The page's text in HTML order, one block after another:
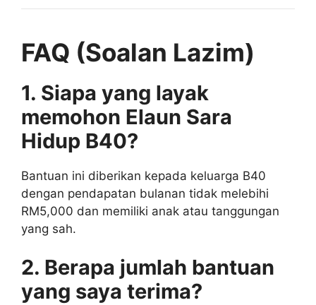
FAQ (Soalan Lazim)
1. Siapa yang layak
memohon Elaun Sara
Hidup B40?
Bantuan ini diberikan kepada keluarga B40
dengan pendapatan bulanan tidak melebihi
RM5,000 dan memiliki anak atau tanggungan
yang sah.
2. Berapa jumlah bantuan
yang saya terima?